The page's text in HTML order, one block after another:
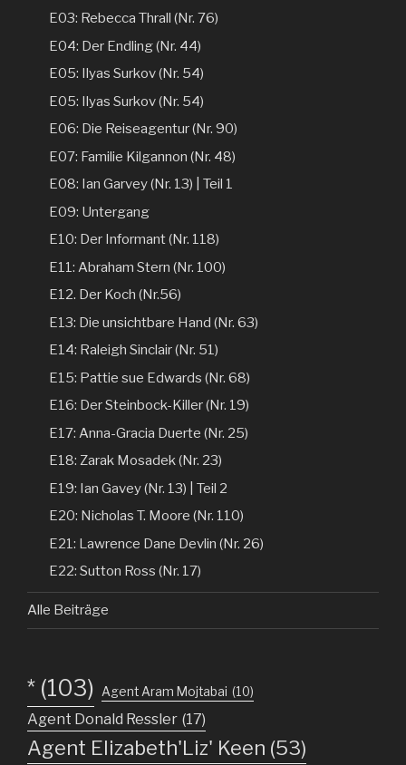
E03: Rebecca Thrall (Nr. 76)
E04: Der Endling (Nr. 44)
E05: Ilyas Surkov (Nr. 54)
E05: Ilyas Surkov (Nr. 54)
E06: Die Reiseagentur (Nr. 90)
E07: Familie Kilgannon (Nr. 48)
E08: Ian Garvey (Nr. 13) | Teil 1
E09: Untergang
E10: Der Informant (Nr. 118)
E11: Abraham Stern (Nr. 100)
E12. Der Koch (Nr.56)
E13: Die unsichtbare Hand (Nr. 63)
E14: Raleigh Sinclair (Nr. 51)
E15: Pattie sue Edwards (Nr. 68)
E16: Der Steinbock-Killer (Nr. 19)
E17: Anna-Gracia Duerte (Nr. 25)
E18: Zarak Mosadek (Nr. 23)
E19: Ian Gavey (Nr. 13) | Teil 2
E20: Nicholas T. Moore (Nr. 110)
E21: Lawrence Dane Devlin (Nr. 26)
E22: Sutton Ross (Nr. 17)
Alle Beiträge
* (103) Agent Aram Mojtabai (10)
Agent Donald Ressler (17)
Agent Elizabeth'Liz' Keen (53)